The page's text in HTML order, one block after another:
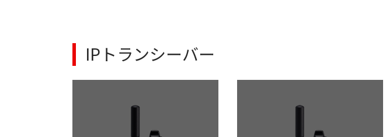
IPトランシーバー